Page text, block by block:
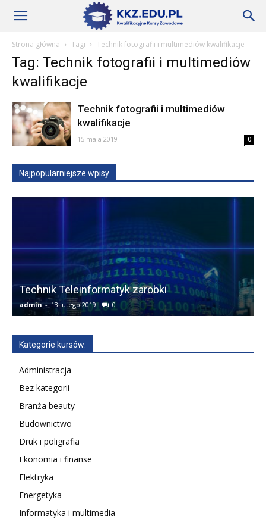
Szkoły
KKZ
Aktualności
Strona główna Tagi Technik fotografii i multimediów kwalifikacje
Tag: Technik fotografii i multimediów
kwalifikacje
Technik fotografii i multimediów
kwalifikacje
15 maja 2019 0
Najpopularniejsze wpisy
Technik Teleinformatyk zarobki
admin - 13 lutego 2019 0
Kategorie kursów:
Administracja
Bez kategorii
Branża beauty
Budownictwo
Druk i poligrafia
Ekonomia i finanse
Elektryka
Energetyka
Informatyka i multimedia